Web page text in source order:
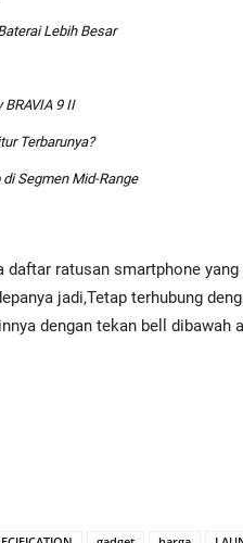
Lebih Besar
9 II
Terbarunya?
Segmen Mid-Range
ratusan smartphone
jadi,Tetap terhubung
dengan tekan bell dibawah